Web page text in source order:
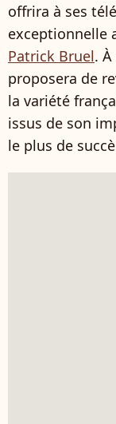
offrira à ses
exceptionnelle
Patrick Bruel.
proposera de
la variété
issus de son
le plus de